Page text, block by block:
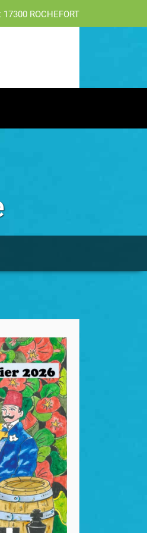
ROCHEFORT